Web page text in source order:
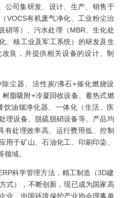
公司集研发、设计、生产、销售于
VOCS有机废气净化、工业粉尘治
硝等）、污水处理（MBR、生化处
、核工业及军工系统）的研发及生
良，并提供相关设备的设计、制
尘器、活性炭/沸石+催化燃烧设
脂吸附+冷凝回收设备、蓄热式燃
饮油烟净化器、一体化（生活、医
理设备、脱硫脱硝设备等。产品均
有处理效率高、运行费用低、控制
用于矿山、石油化工、印刷印染、
域。
科学管理方法，精工制造（3D建
式），不断创新，现已成为国家高
业、中国环境保护产业协会理事单